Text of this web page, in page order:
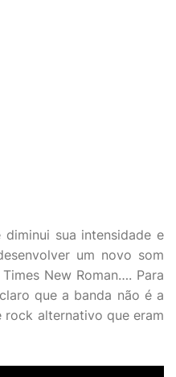
sua intensidade e
um novo som
New Roman…. Para
que a banda não é a
rock alternativo que eram